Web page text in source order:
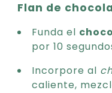
Flan de
Funda el
por 10
Incorpore al
caliente,